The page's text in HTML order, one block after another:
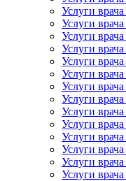
Услуги
Услуги
Услуги
Услуги
Услуги
Услуги
Услуги
Услуги
Услуги
Услуги
Услуги
Услуги
Услуги
Услуги